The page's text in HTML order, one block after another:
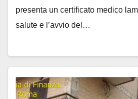
presenta un certificato medico
salute e l’avvio del…